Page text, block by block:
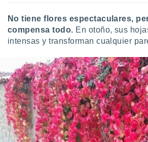
No tiene flores espectaculares,
compensa todo. En otoño, sus
intensas y transforman cualquier